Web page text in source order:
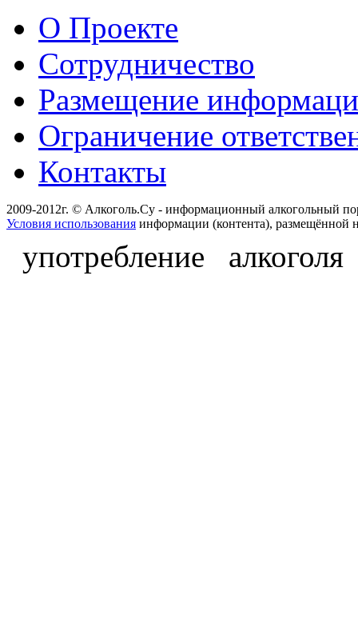
О Проекте
Сотрудничество
Размещение
Ограничение
Контакты
2009-2012г. © Алкоголь.Су - информационный алкогольный
Условия использования информации (контента), размещённой
употребление